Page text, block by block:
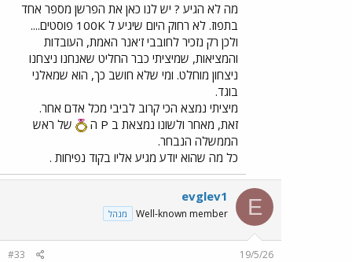
מה לא הגיע ? יש לנו כאן את הפרשן מספר אחד
בתפוז. לא רחוק היום שיגיע ל 100K פוסטים....
ולכן רק נזכיר לחובבי ז'אנר האמת, העובדות
והמציאות, שמיציתי כבר החליט שאנחנו ניצחנו
ניצחון מוחלט. ומי שלא חושב כך, הוא שמאלני
בוגד.
מיציתי נמצא הכי קרוב לביבי מכל אדם אחר.
זאת, מאחר ולשונו נמצאת ב P ה
של ראש
הממשלה הנבחר.
כל מה שהוא יודע מגיע אליו בקוד נפיחות .
E
evglev1
Well-known member מנהל
19/5/26
#33